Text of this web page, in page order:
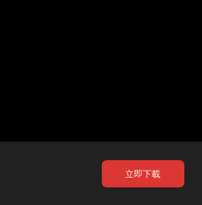
立即下載